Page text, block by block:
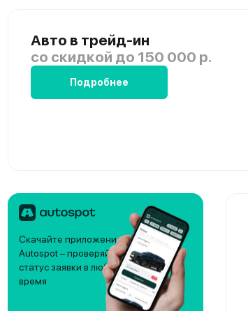
Авто в трейд-ин
со скидкой до 150 000 р.
Подробнее
Скачайте приложение
Autospot – проверяйте
статус заявки в любое
время